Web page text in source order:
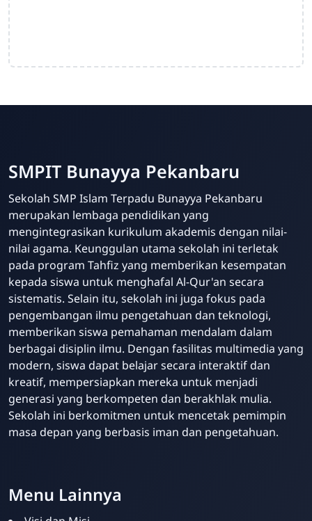
SMPIT Bunayya Pekanbaru
Sekolah SMP Islam Terpadu Bunayya Pekanbaru
merupakan lembaga pendidikan yang
mengintegrasikan kurikulum akademis dengan nilai-
nilai agama. Keunggulan utama sekolah ini terletak
pada program Tahfiz yang memberikan kesempatan
kepada siswa untuk menghafal Al-Qur'an secara
sistematis. Selain itu, sekolah ini juga fokus pada
pengembangan ilmu pengetahuan dan teknologi,
memberikan siswa pemahaman mendalam dalam
berbagai disiplin ilmu. Dengan fasilitas multimedia yang
modern, siswa dapat belajar secara interaktif dan
kreatif, mempersiapkan mereka untuk menjadi
generasi yang berkompeten dan berakhlak mulia.
Sekolah ini berkomitmen untuk mencetak pemimpin
masa depan yang berbasis iman dan pengetahuan.
Menu Lainnya